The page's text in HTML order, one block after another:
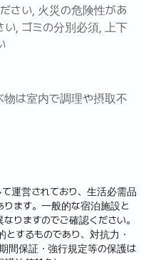
さい, 火災の危険性があ
い, ゴミの分別必須, 上下
物は室内で調理や摂取不
運営されており、生活必需品
ます。一般的な宿泊施設と
りますのでご確認ください。
するものであり、対抗力・
間保証・強行規定等の保護は